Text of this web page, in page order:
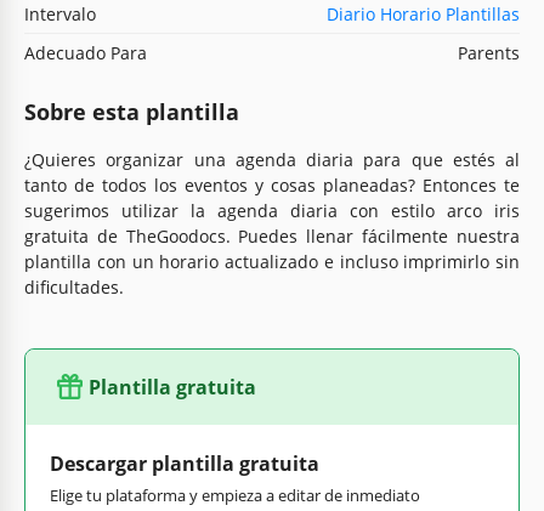
Intervalo
Diario Horario Plantillas
Adecuado Para
Parents
Sobre esta plantilla
¿Quieres organizar una agenda diaria para que estés al
tanto de todos los eventos y cosas planeadas? Entonces te
sugerimos utilizar la agenda diaria con estilo arco iris
gratuita de TheGoodocs. Puedes llenar fácilmente nuestra
plantilla con un horario actualizado e incluso imprimirlo sin
dificultades.
Plantilla gratuita
Descargar plantilla gratuita
Elige tu plataforma y empieza a editar de inmediato